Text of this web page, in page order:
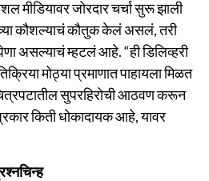
मीडियावर जोरदार चर्चा सुरू झाली
कौशल्याचं कौतुक केलं असलं, तरी
असल्याचं म्हटलं आहे. “ही डिलिव्हरी
मोठ्या प्रमाणात पाहायला मिळत
सुपरहिरोची आठवण करून
किती धोकादायक आहे, यावर